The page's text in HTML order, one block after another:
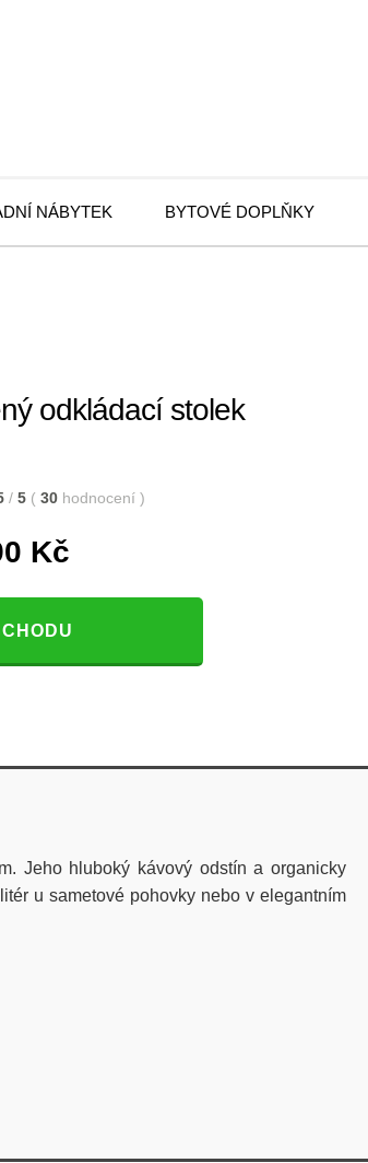
NÁBYTEK BYTOVÉ DOPLŇKY
odkládací stolek
/ 5 ( 30 hodnocení )
Kč
Jeho hluboký kávový odstín a organicky
u sametové pohovky nebo v elegantním